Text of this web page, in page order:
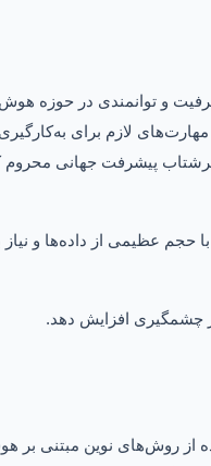
ظرفیت و توانمندی در حوزه
لازم برای
پرشتاب پیشرفت جهانی
حجم عظیمی از داده‌ها و نیاز
چشمگیری افزایش دهد.
از روش‌های نوین مبتنی بر